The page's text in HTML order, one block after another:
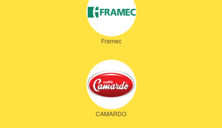
Framec
CAMARDO